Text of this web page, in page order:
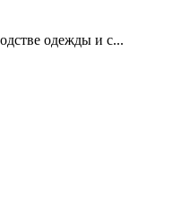
одежды и с...